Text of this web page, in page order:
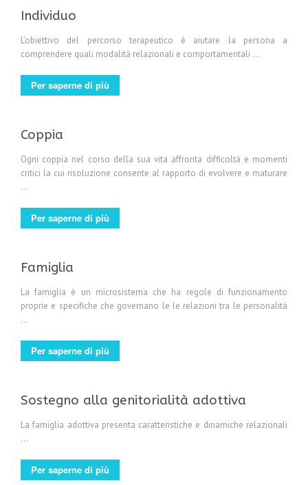
Individuo
L'obiettivo del percorso terapeutico è aiutare la persona a
comprendere quali modalità relazionali e comportamentali ...
Per saperne di più
Coppia
Ogni coppia nel corso della sua vita affronta difficoltà e momenti
critici la cui risoluzione consente al rapporto di evolvere e maturare
...
Per saperne di più
Famiglia
La famiglia è un microsistema che ha regole di funzionamento
proprie e specifiche che governano le le relazioni tra le personalità
...
Per saperne di più
Sostegno alla genitorialità adottiva
La famiglia adottiva presenta caratteristiche e dinamiche relazionali
...
Per saperne di più